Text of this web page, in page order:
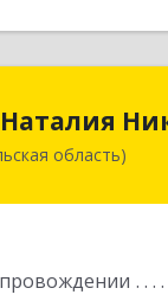
область)
г.Мирный,